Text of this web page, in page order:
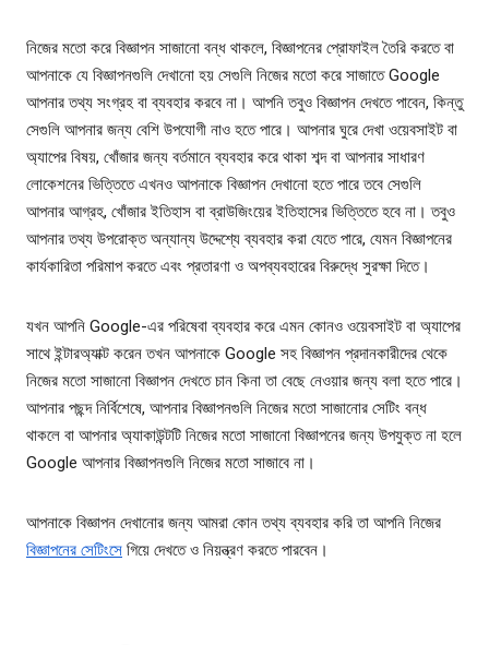
নিজের মতো করে বিজ্ঞাপন সাজানো বন্ধ থাকলে, বিজ্ঞাপনের প্রোফাইল তৈরি করতে বা
আপনাকে যে বিজ্ঞাপনগুলি দেখানো হয় সেগুলি নিজের মতো করে সাজাতে Google
আপনার তথ্য সংগ্রহ বা ব্যবহার করবে না। আপনি তবুও বিজ্ঞাপন দেখতে পাবেন, কিন্তু
সেগুলি আপনার জন্য বেশি উপযোগী নাও হতে পারে। আপনার ঘুরে দেখা ওয়েবসাইট বা
অ্যাপের বিষয়, খোঁজার জন্য বর্তমানে ব্যবহার করে থাকা শব্দ বা আপনার সাধারণ
লোকেশনের ভিত্তিতে এখনও আপনাকে বিজ্ঞাপন দেখানো হতে পারে তবে সেগুলি
আপনার আগ্রহ, খোঁজার ইতিহাস বা ব্রাউজিংয়ের ইতিহাসের ভিত্তিতে হবে না। তবুও
আপনার তথ্য উপরোক্ত অন্যান্য উদ্দেশ্যে ব্যবহার করা যেতে পারে, যেমন বিজ্ঞাপনের
কার্যকারিতা পরিমাপ করতে এবং প্রতারণা ও অপব্যবহারের বিরুদ্ধে সুরক্ষা দিতে।
যখন আপনি Google-এর পরিষেবা ব্যবহার করে এমন কোনও ওয়েবসাইট বা অ্যাপের
সাথে ইন্টারঅ্যাক্ট করেন তখন আপনাকে Google সহ বিজ্ঞাপন প্রদানকারীদের থেকে
নিজের মতো সাজানো বিজ্ঞাপন দেখতে চান কিনা তা বেছে নেওয়ার জন্য বলা হতে পারে।
আপনার পছন্দ নির্বিশেষে, আপনার বিজ্ঞাপনগুলি নিজের মতো সাজানোর সেটিং বন্ধ
থাকলে বা আপনার অ্যাকাউন্টটি নিজের মতো সাজানো বিজ্ঞাপনের জন্য উপযুক্ত না হলে
Google আপনার বিজ্ঞাপনগুলি নিজের মতো সাজাবে না।
আপনাকে বিজ্ঞাপন দেখানোর জন্য আমরা কোন তথ্য ব্যবহার করি তা আপনি নিজের
বিজ্ঞাপনের সেটিংসে গিয়ে দেখতে ও নিয়ন্ত্রণ করতে পারবেন।